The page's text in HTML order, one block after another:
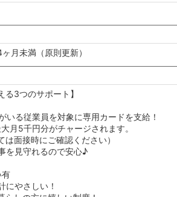
月未満（原則更新）
る3つのサポート】
る従業員を対象に専用カードを支給！
月5千円分がチャージされます。
面接時にご確認ください）
を見守れるので安心♪
やさしい！